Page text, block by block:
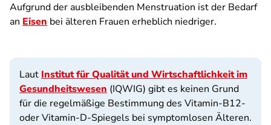
Aufgrund der ausbleibenden Menstruation ist der Bedarf
an Eisen bei älteren Frauen erheblich niedriger.
Laut Institut für Qualität und Wirtschaftlichkeit im
Gesundheitswesen (IQWIG) gibt es keinen Grund
für die regelmäßige Bestimmung des Vitamin-B12-
oder Vitamin-D-Spiegels bei symptomlosen Älteren.